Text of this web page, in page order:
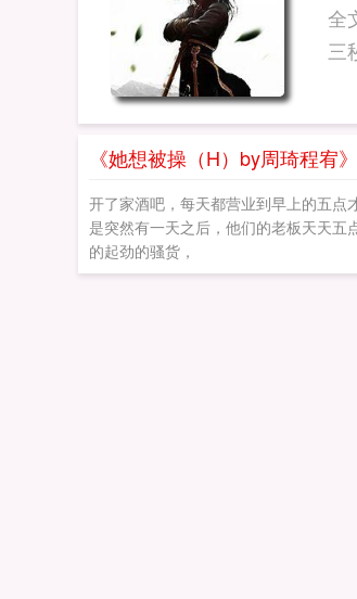
全
《她想被操（H）by周琦程宥
开了家酒吧，每天都营业到早上的五点
是突然有一天之后，他们的老板天天五
的起劲的骚货，